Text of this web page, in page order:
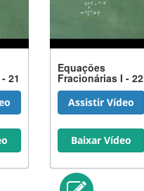
21
Equações
Fracionárias I - 22
Assistir Vídeo
Baixar Vídeo